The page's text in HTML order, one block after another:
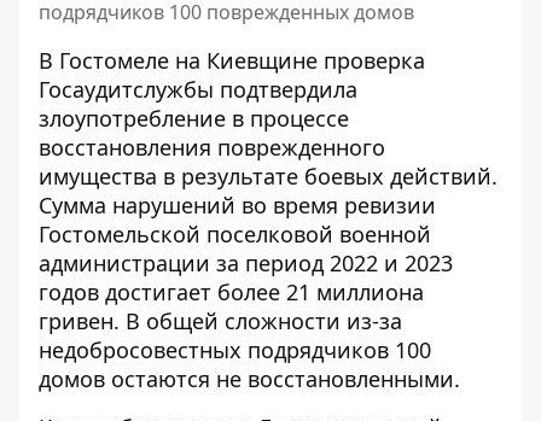
подрядчиков 100 поврежденных домов
В Гостомеле на Киевщине проверка
Госаудитслужбы подтвердила
злоупотребление в процессе
восстановления поврежденного
имущества в результате боевых действий.
Сумма нарушений во время ревизии
Гостомельской поселковой военной
администрации за период 2022 и 2023
годов достигает более 21 миллиона
гривен. В общей сложности из-за
недобросовестных подрядчиков 100
домов остаются не восстановленными.